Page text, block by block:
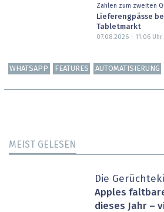
Zahlen zum zweiten
Lieferengpässe
Tabletmarkt
07.08.2026 - 11:06Uhr
WHATSAPP FEATURES AUTOMATISIERUNG
MEIST GELESEN
Die
Apples
dieses Jahr –